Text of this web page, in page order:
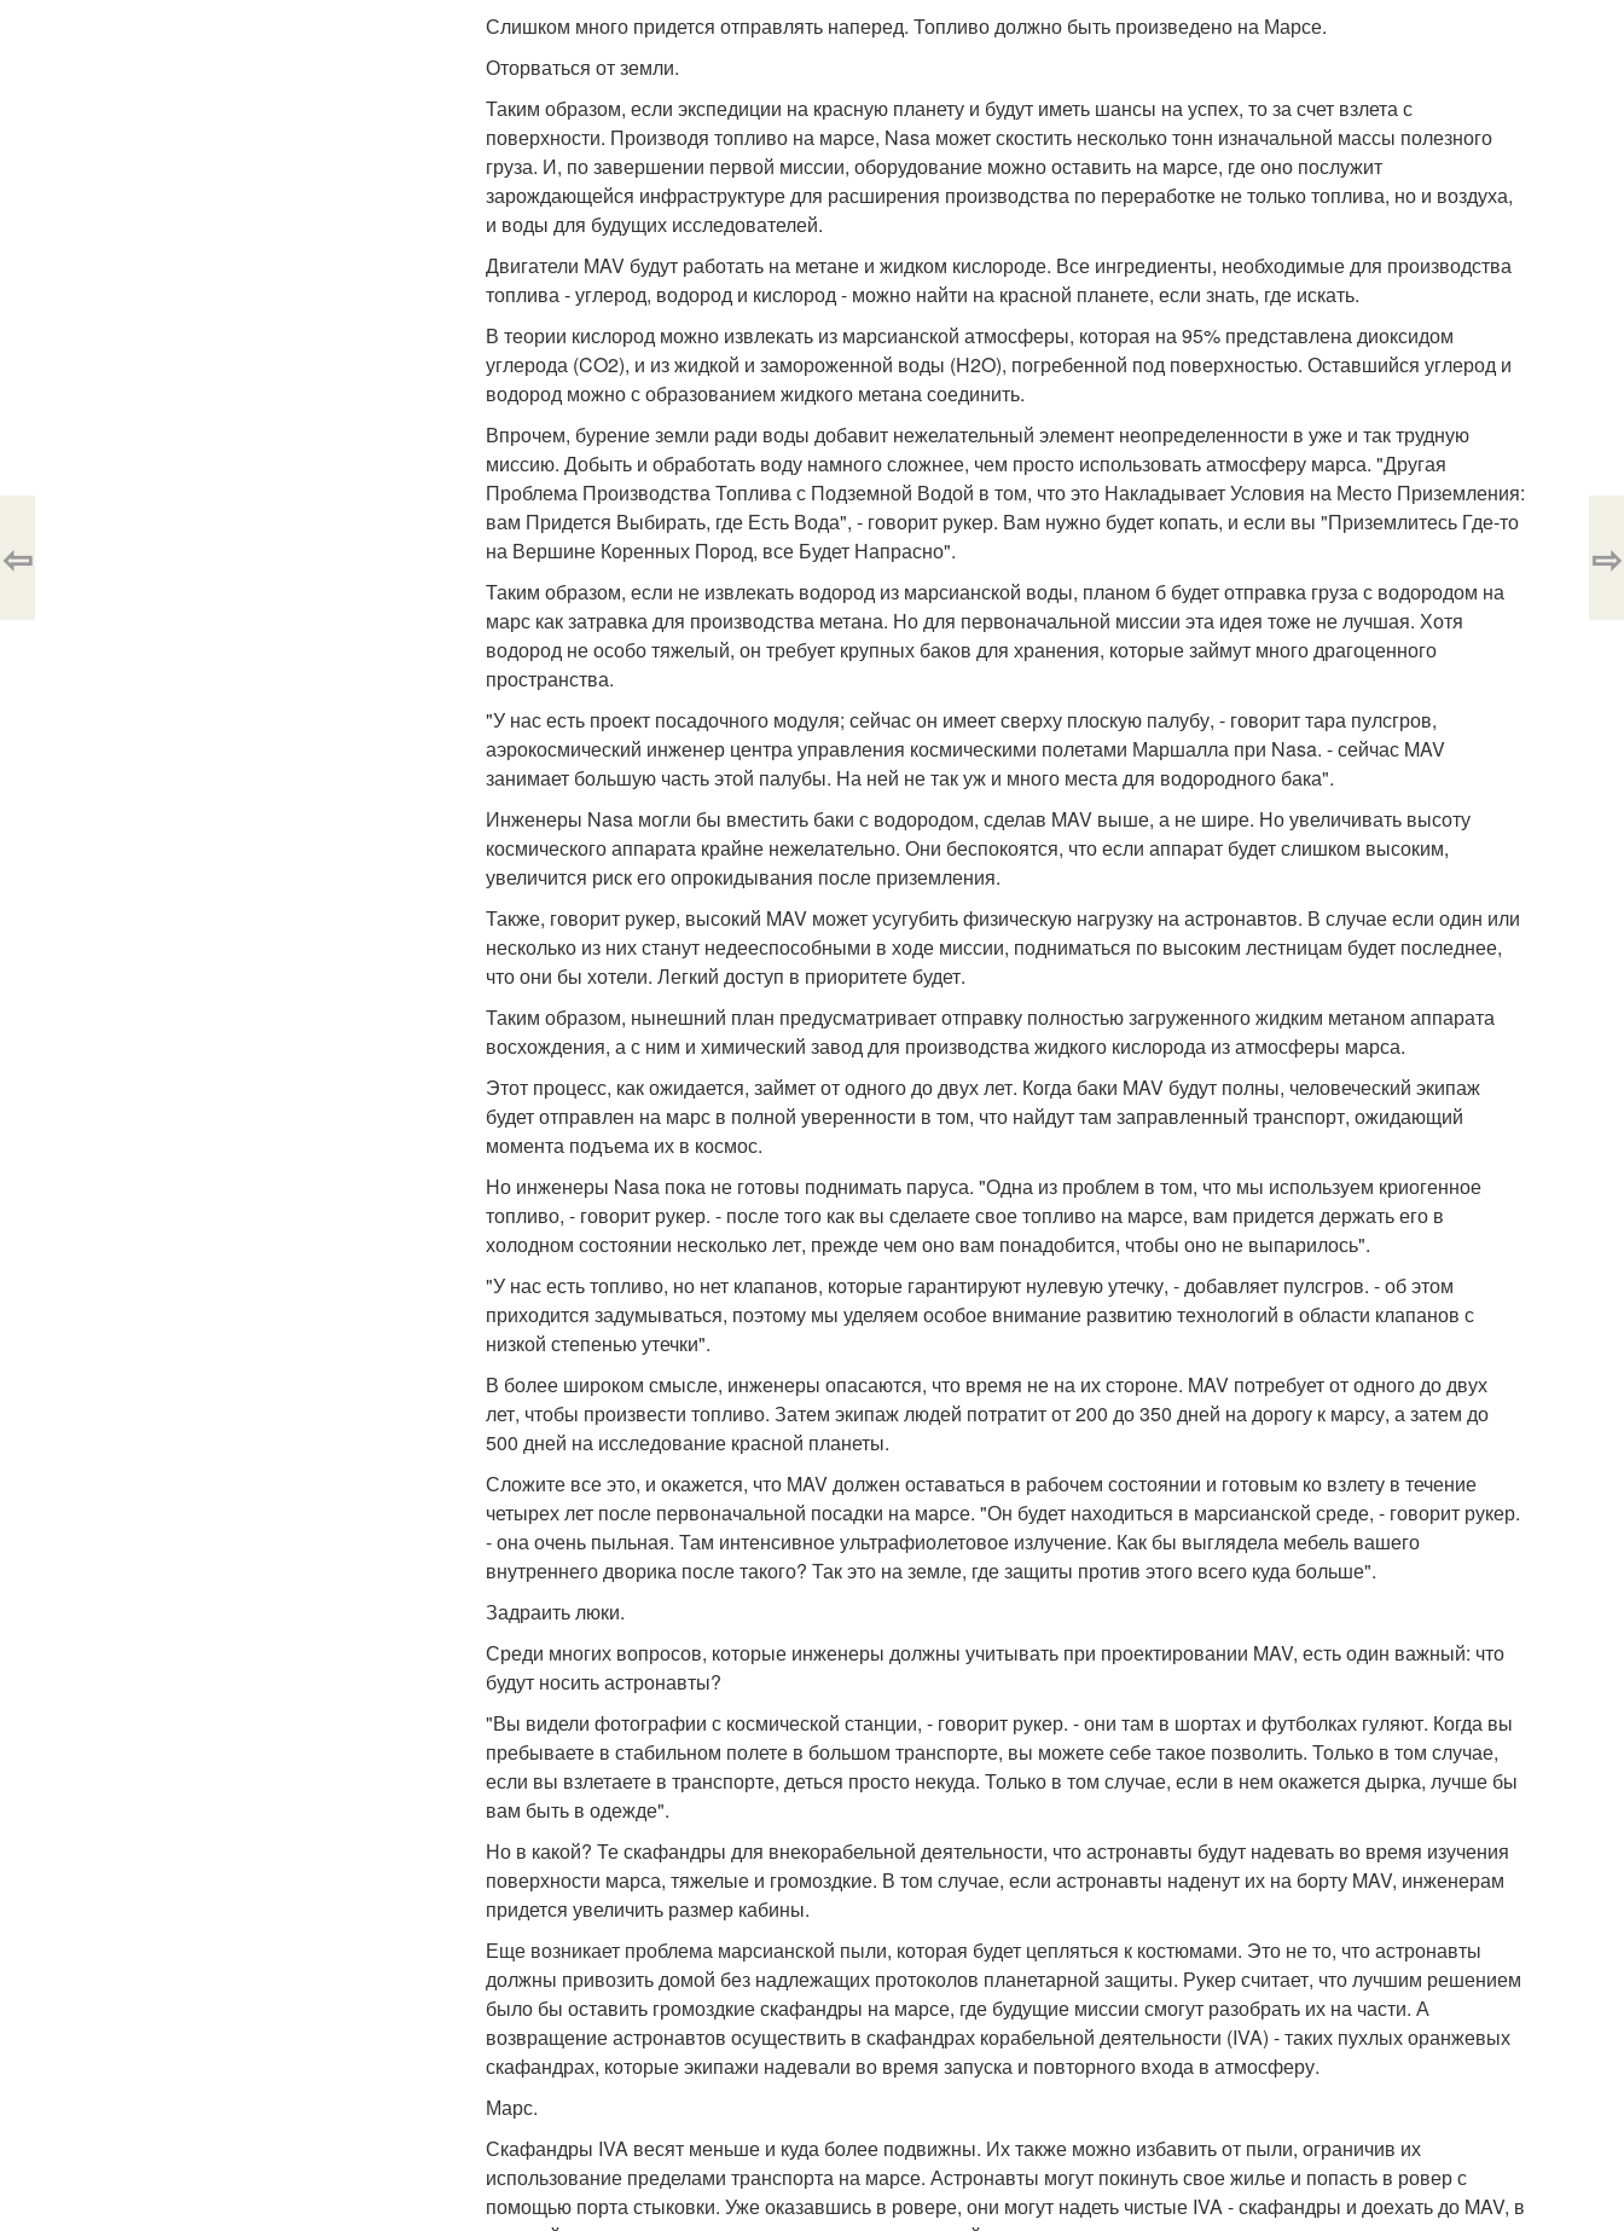
Слишком много придется отправлять наперед. Топливо должно быть произведено на Марсе.
Оторваться от земли.
Таким образом, если экспедиции на красную планету и будут иметь шансы на успех, то за счет взлета с
поверхности. Производя топливо на марсе, Nasa может скостить несколько тонн изначальной массы полезного
груза. И, по завершении первой миссии, оборудование можно оставить на марсе, где оно послужит
зарождающейся инфраструктуре для расширения производства по переработке не только топлива, но и воздуха,
и воды для будущих исследователей.
Двигатели MAV будут работать на метане и жидком кислороде. Все ингредиенты, необходимые для производства
топлива - углерод, водород и кислород - можно найти на красной планете, если знать, где искать.
В теории кислород можно извлекать из марсианской атмосферы, которая на 95% представлена диоксидом
углерода (CO2), и из жидкой и замороженной воды (H2O), погребенной под поверхностью. Оставшийся углерод и
водород можно с образованием жидкого метана соединить.
Впрочем, бурение земли ради воды добавит нежелательный элемент неопределенности в уже и так трудную
миссию. Добыть и обработать воду намного сложнее, чем просто использовать атмосферу марса. "Другая
Проблема Производства Топлива с Подземной Водой в том, что это Накладывает Условия на Место Приземления:
вам Придется Выбирать, где Есть Вода", - говорит рукер. Вам нужно будет копать, и если вы "Приземлитесь Где-то
на Вершине Коренных Пород, все Будет Напрасно".
Таким образом, если не извлекать водород из марсианской воды, планом б будет отправка груза с водородом на
марс как затравка для производства метана. Но для первоначальной миссии эта идея тоже не лучшая. Хотя
водород не особо тяжелый, он требует крупных баков для хранения, которые займут много драгоценного
пространства.
"У нас есть проект посадочного модуля; сейчас он имеет сверху плоскую палубу, - говорит тара пулсгров,
аэрокосмический инженер центра управления космическими полетами Маршалла при Nasa. - сейчас MAV
занимает большую часть этой палубы. На ней не так уж и много места для водородного бака".
Инженеры Nasa могли бы вместить баки с водородом, сделав MAV выше, а не шире. Но увеличивать высоту
космического аппарата крайне нежелательно. Они беспокоятся, что если аппарат будет слишком высоким,
увеличится риск его опрокидывания после приземления.
Также, говорит рукер, высокий MAV может усугубить физическую нагрузку на астронавтов. В случае если один или
несколько из них станут недееспособными в ходе миссии, подниматься по высоким лестницам будет последнее,
что они бы хотели. Легкий доступ в приоритете будет.
Таким образом, нынешний план предусматривает отправку полностью загруженного жидким метаном аппарата
восхождения, а с ним и химический завод для производства жидкого кислорода из атмосферы марса.
Этот процесс, как ожидается, займет от одного до двух лет. Когда баки MAV будут полны, человеческий экипаж
будет отправлен на марс в полной уверенности в том, что найдут там заправленный транспорт, ожидающий
момента подъема их в космос.
Но инженеры Nasa пока не готовы поднимать паруса. "Одна из проблем в том, что мы используем криогенное
топливо, - говорит рукер. - после того как вы сделаете свое топливо на марсе, вам придется держать его в
холодном состоянии несколько лет, прежде чем оно вам понадобится, чтобы оно не выпарилось".
"У нас есть топливо, но нет клапанов, которые гарантируют нулевую утечку, - добавляет пулсгров. - об этом
приходится задумываться, поэтому мы уделяем особое внимание развитию технологий в области клапанов с
низкой степенью утечки".
В более широком смысле, инженеры опасаются, что время не на их стороне. MAV потребует от одного до двух
лет, чтобы произвести топливо. Затем экипаж людей потратит от 200 до 350 дней на дорогу к марсу, а затем до
500 дней на исследование красной планеты.
Сложите все это, и окажется, что MAV должен оставаться в рабочем состоянии и готовым ко взлету в течение
четырех лет после первоначальной посадки на марсе. "Он будет находиться в марсианской среде, - говорит рукер.
- она очень пыльная. Там интенсивное ультрафиолетовое излучение. Как бы выглядела мебель вашего
внутреннего дворика после такого? Так это на земле, где защиты против этого всего куда больше".
Задраить люки.
Среди многих вопросов, которые инженеры должны учитывать при проектировании MAV, есть один важный: что
будут носить астронавты?
"Вы видели фотографии с космической станции, - говорит рукер. - они там в шортах и футболках гуляют. Когда вы
пребываете в стабильном полете в большом транспорте, вы можете себе такое позволить. Только в том случае,
если вы взлетаете в транспорте, деться просто некуда. Только в том случае, если в нем окажется дырка, лучше бы
вам быть в одежде".
Но в какой? Те скафандры для внекорабельной деятельности, что астронавты будут надевать во время изучения
поверхности марса, тяжелые и громоздкие. В том случае, если астронавты наденут их на борту MAV, инженерам
придется увеличить размер кабины.
Еще возникает проблема марсианской пыли, которая будет цепляться к костюмами. Это не то, что астронавты
должны привозить домой без надлежащих протоколов планетарной защиты. Рукер считает, что лучшим решением
было бы оставить громоздкие скафандры на марсе, где будущие миссии смогут разобрать их на части. А
возвращение астронавтов осуществить в скафандрах корабельной деятельности (IVA) - таких пухлых оранжевых
скафандрах, которые экипажи надевали во время запуска и повторного входа в атмосферу.
Марс.
Скафандры IVA весят меньше и куда более подвижны. Их также можно избавить от пыли, ограничив их
использование пределами транспорта на марсе. Астронавты могут покинуть свое жилье и попасть в ровер с
помощью порта стыковки. Уже оказавшись в ровере, они могут надеть чистые IVA - скафандры и доехать до MAV, в
⇦ ⇨